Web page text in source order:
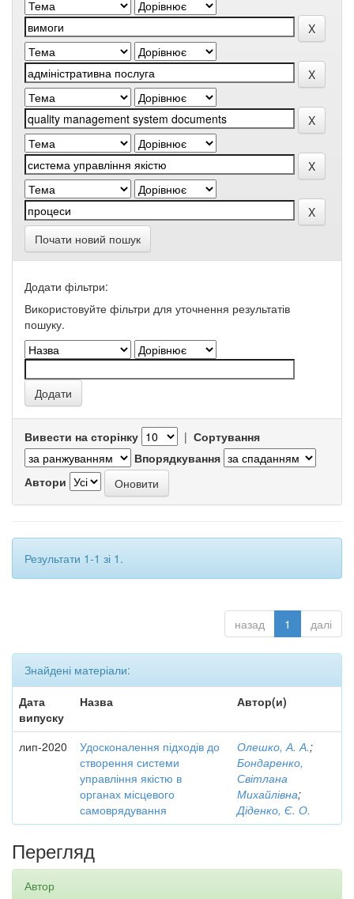
Почати новий пошук
Додати фільтри:
Використовуйте фільтри для уточнення результатів
пошуку.
Вивести на сторінку | Сортування
Впорядкування
Автори
Результати 1-1 зі 1.
назад 1 далі
Знайдені матеріали:
Дата
випуску
Назва Автор(и)
лип-2020
Удосконалення підходів до
створення системи
управління якістю в
органах місцевого
самоврядування
Олешко, А. А.;
Бондаренко,
Світлана
Михайлівна;
Діденко, Є. О.
Перегляд
Автор